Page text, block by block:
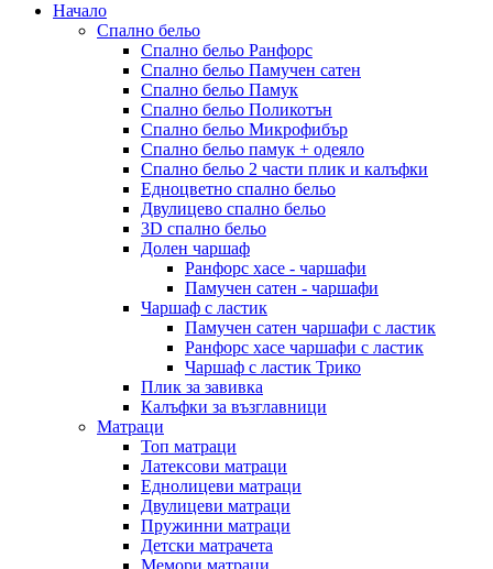
Начало
Спално бельо
Спално бельо Ранфорс
Спално бельо Памучен сатен
Спално бельо Памук
Спално бельо Поликотън
Спално бельо Микрофибър
Спално бельо памук + одеяло
Спално бельо 2 части плик и калъфки
Eдноцветно спално бельо
Двулицево спално бельо
3D спално бельо
Долен чаршаф
Ранфорс хасе - чаршафи
Памучен сатен - чаршафи
Чаршаф с ластик
Памучен сатен чаршафи с ластик
Ранфорс хасе чаршафи с ластик
Чаршаф с ластик Трико
Плик за завивкa
Калъфки за възглавници
Матраци
Топ матраци
Латексови матраци
Еднолицеви матраци
Двулицеви матраци
Пружинни матраци
Детски матрачета
Мемори матраци